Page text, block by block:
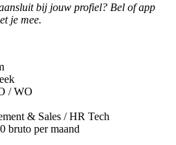
bij jouw profiel? Bel of app
je mee.
/ WO
& Sales / HR Tech
bruto per maand